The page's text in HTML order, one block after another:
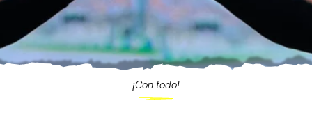
¡Con todo!